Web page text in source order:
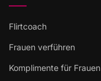
Flirtcoach
Frauen verführen
Komplimente für Frauen